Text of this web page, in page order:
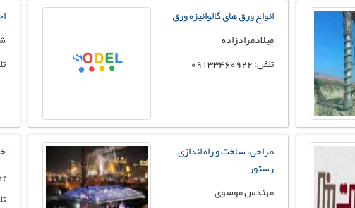
انواع ورق های گالوانیزه ورق
میلادمرادزاده
تلفن: 09133460922
طراحی، ساخت و راه اندازی
رستور
مهندس موسوی